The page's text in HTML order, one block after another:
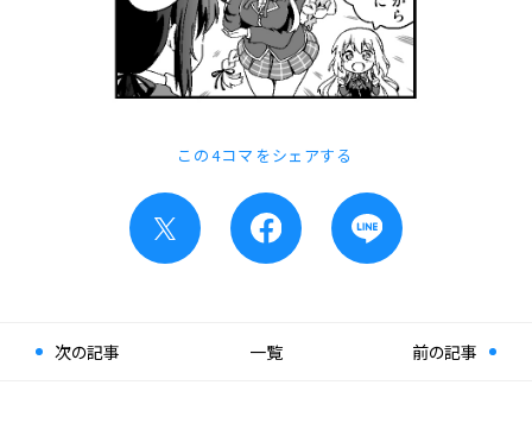
この4コマをシェアする
次の記事 前の記事
一覧